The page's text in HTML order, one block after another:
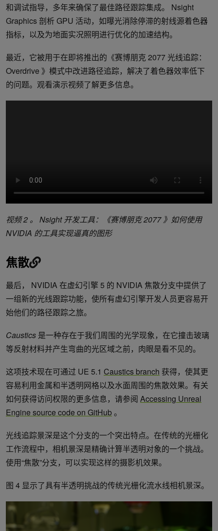
和调试指导，多年来确保了最佳路径跟踪集成。 Nsight
Graphics 剖析 GPU 活动，如曝光消除停滞的射线源着色器
指标，以及为地面实况照明进行优化的加速结构。
最近，它被用于在即将推出的《赛博朋克 2077 光线追踪：
Overdrive 》模式中改进路径追踪，解决了着色器效率低下
的问题。观看演示视频了解更多信息。
视频 2 。 Nsight 开发工具：《赛博朋克 2077 》如何使用
NVIDIA 的工具实现逼真的图形
焦散
最后， NVIDIA 在虚幻引擎 5 的 NVIDIA 焦散分支中提供了
一组新的光线跟踪功能，使所有虚幻引擎开发人员更容易开
始他们的路径跟踪之旅。
Caustics 是一种存在于我们周围的光学现象，在它撞击玻璃
等反射材料并产生弯曲的光区域之前，肉眼是看不见的。
这项技术现在可通过 UE 5.1 Caustics branch 获得，使其更
容易利用金属和半透明网格以及水面周围的焦散效果。有关
如何获得访问权限的更多信息，请参阅 Accessing Unreal
Engine source code on GitHub。
光线追踪景深是这个分支的一个突出特点。在传统的光栅化
工作流程中，相机景深是精确计算半透明对象的一个挑战。
使用“焦散”分支，可以实现这样的摄影机效果。
图 4 显示了具有半透明挑战的传统光栅化流水线相机景深。